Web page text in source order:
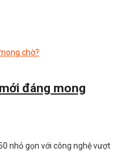
đáng mong
nhỏ gọn với công nghệ vượt